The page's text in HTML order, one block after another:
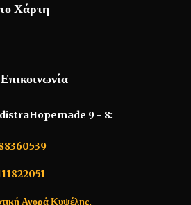
Χάρτη
9 - 8:
Αγορά Κυψέλης,